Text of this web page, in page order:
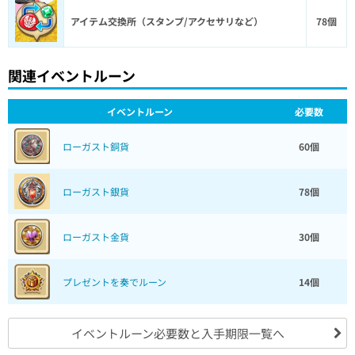
アイテム交換所（スタンプ/アクセサリなど） 78個
関連イベントルーン
イベントルーン 必要数
ローガスト銅貨 60個
ローガスト銀貨 78個
ローガスト金貨 30個
プレゼントを奏でルーン 14個
イベントルーン必要数と入手期限一覧へ